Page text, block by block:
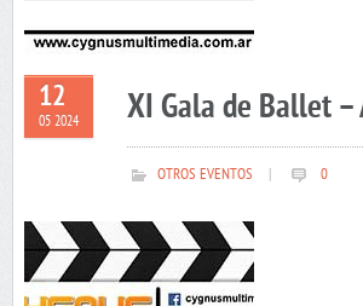
12
05 2024 XI Gala de Ballet –
OTROS EVENTOS 0